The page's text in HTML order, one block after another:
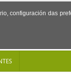
configuración das